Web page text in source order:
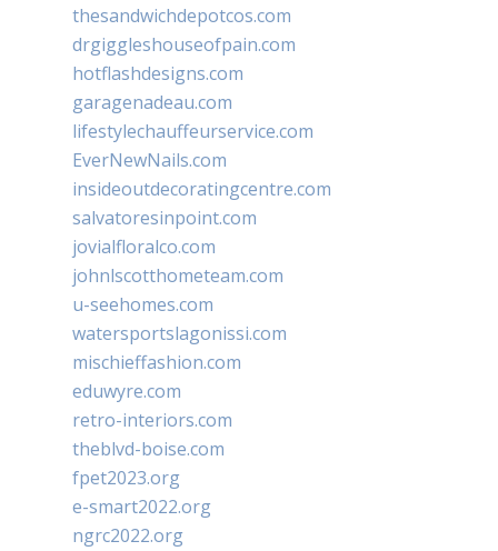
thesandwichdepotcos.com
drgiggleshouseofpain.com
hotflashdesigns.com
garagenadeau.com
lifestylechauffeurservice.com
EverNewNails.com
insideoutdecoratingcentre.com
salvatoresinpoint.com
jovialfloralco.com
johnlscotthometeam.com
u-seehomes.com
watersportslagonissi.com
mischieffashion.com
eduwyre.com
retro-interiors.com
theblvd-boise.com
fpet2023.org
e-smart2022.org
ngrc2022.org